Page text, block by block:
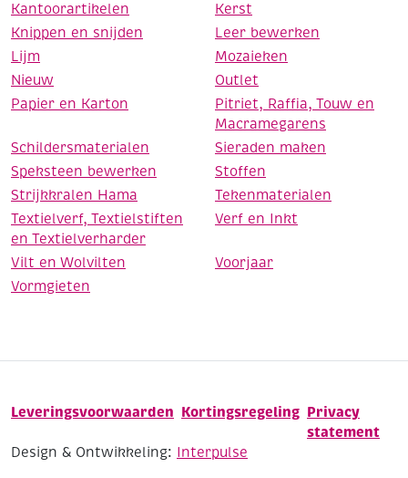
Kantoorartikelen
Kerst
Knippen en snijden
Leer bewerken
Lijm
Mozaieken
Nieuw
Outlet
Papier en Karton
Pitriet, Raffia, Touw en
Macramegarens
Schildersmaterialen
Sieraden maken
Speksteen bewerken
Stoffen
Strijkkralen Hama
Tekenmaterialen
Textielverf, Textielstiften
en Textielverharder
Verf en Inkt
Vilt en Wolvilten
Voorjaar
Vormgieten
Leveringsvoorwaarden Kortingsregeling Privacy
statement
Design & Ontwikkeling: Interpulse